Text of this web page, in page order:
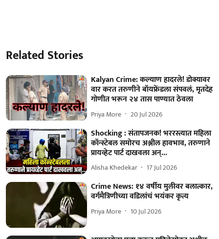
Related Stories
Kalyan Crime: कल्याण हादरले! डोक्यावर
वार करत तरुणीने बॉयफ्रेंडला संपवलं, मृतदेह
गोणीत भरून २४ तास पाण्यात ठेवला
Priya More 20 Jul 2026
Shocking : संतापजनक! भररस्त्यात महिला
कॉन्स्टेबल समोरच अश्लील हावभाव, तरुणाने
प्रायव्हेट पार्ट दाखवला अन्...
Alisha Khedekar 17 Jul 2026
Crime News: १४ वर्षीय मुलीवर बलात्कार,
वर्गमैत्रिणीच्या वडिलांचं भयंकर कृत्य
Priya More 10 Jul 2026